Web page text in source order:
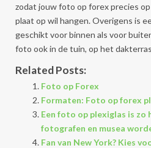
zodat jouw foto op forex precies
plaat op wil hangen. Overigens is
geschikt voor binnen als voor
foto ook in de tuin, op het
Related Posts:
Foto op Forex
Formaten: Foto op forex
Een foto op plexiglas is
fotografen en musea
Fan van New York? Kies